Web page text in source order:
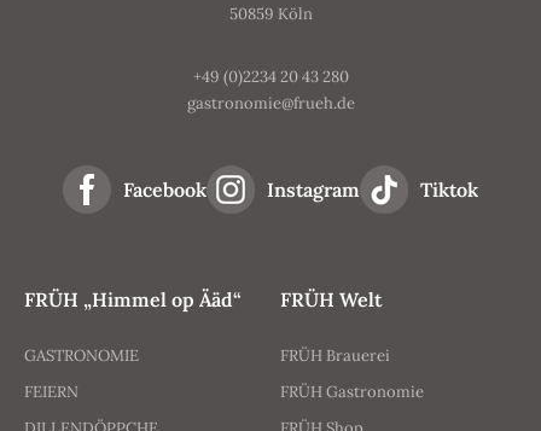
50859 Köln
+49 (0)2234 20 43 280
gastronomie@frueh.de
Facebook Instagram Tiktok
FRÜH „Himmel op Ääd“
GASTRONOMIE
FEIERN
FRÜH Welt
FRÜH Brauerei
FRÜH Gastronomie